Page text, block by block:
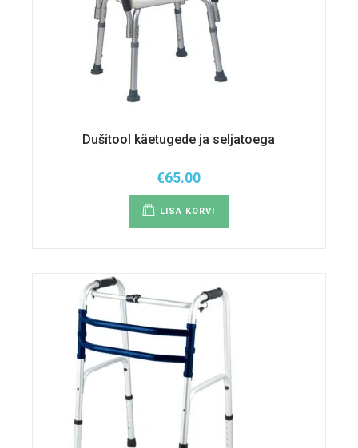
Dušitool käetugede ja seljatoega
€65.00
LISA KORVI